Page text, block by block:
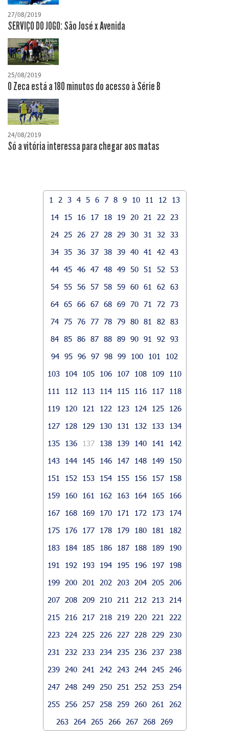
27/08/2019
SERVIÇO DO JOGO: São José x Avenida
25/08/2019
O Zeca está a 180 minutos do acesso à Série B
24/08/2019
Só a vitória interessa para chegar aos matas
1 2 3 4 5 6 7 8 9 10 11 12
13
14
15 16 17 18 19 20 21 22
23
24
25 26 27 28 29 30 31 32
33
34 35 36 37 38 39 40 41 42
43
44 45 46 47 48 49 50 51 52
53
54 55 56 57 58 59 60 61 62
63
64 65 66 67 68 69 70 71 72
73
74 75 76 77 78 79 80 81 82
83
84 85 86 87 88 89 90 91 92
93
94 95 96 97 98 99 100 101
102
103
104 105 106 107 108 109
110
111
112 113 114 115 116 117
118
119
120 121 122 123 124 125
126
127
128 129 130 131 132 133
134
135
136 137 138 139 140 141
142
143
144 145 146 147 148 149
150
151
152 153 154 155 156 157
158
159
160 161 162 163 164 165
166
167
168 169 170 171 172 173
174
175
176 177 178 179 180 181
182
183
184 185 186 187 188 189
190
191
192 193 194 195 196 197
198
199
200 201 202 203 204 205
206
207
208 209 210 211 212 213
214
215
216 217 218 219 220 221
222
223
224 225 226 227 228 229
230
231
232 233 234 235 236 237
238
239
240 241 242 243 244 245
246
247
248 249 250 251 252 253
254
255
256 257 258 259 260 261
262
263
264 265 266 267 268 269